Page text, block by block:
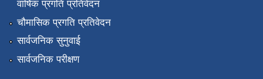
वार्षिक प्रगति प्रतिवेदन
चौमासिक प्रगति प्रतिवेदन
सार्वजनिक सुनुवाई
सार्वजनिक परीक्षण